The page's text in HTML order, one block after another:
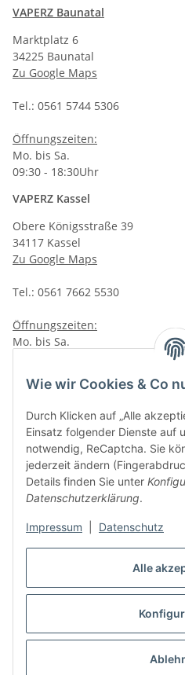
Alle
Wie wir Cookies & Co
Durch Klicken auf „Alle
Einsatz folgender Dienste auf
notwendig, ReCaptcha. Sie
jederzeit ändern
Details finden Sie unter
Datenschutzerklärung.
Impressum Datenschutz
VAPERZ Baunatal
Marktplatz 6
34225 Baunatal
Zu Google Maps
Tel.: 0561 5744 5306
Öffnungszeiten:
Mo. bis Sa.
09:30 - 18:30Uhr
VAPERZ Kassel
Obere Königsstraße 39
34117 Kassel
Zu Google Maps
Tel.: 0561 7662 5530
Öffnungszeiten:
Mo. bis Sa.
VAPERZ Vellmar
Lange Wender 7
34246 Vellmar
Zu Google Maps
Tel.: 0561 9885 9996
Mo. bis Sa.
10:00 - 19:00Uhr
Vertrag